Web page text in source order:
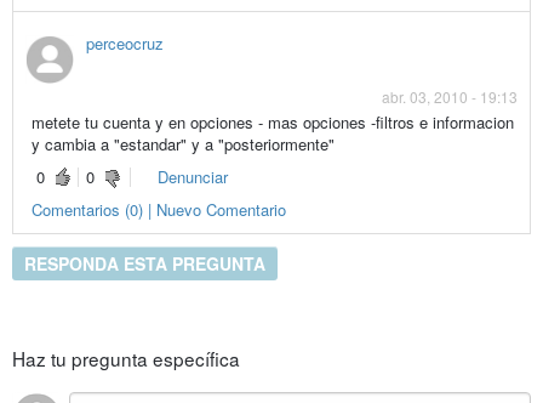
perceocruz
abr. 03, 2010 - 19:13
metete tu cuenta y en opciones - mas opciones -filtros e informacion
y cambia a "estandar" y a "posteriormente"
0
0
Denunciar
Comentarios (0) | Nuevo Comentario
RESPONDA ESTA PREGUNTA
Haz tu pregunta específica